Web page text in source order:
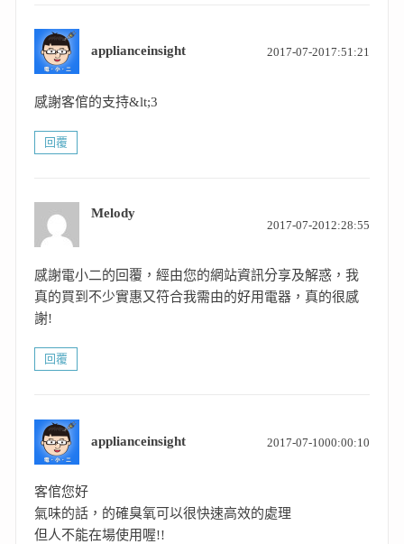
applianceinsight 2017-07-2017:51:21
感謝客倌的支持&lt;3
回覆
Melody
2017-07-2012:28:55
感謝電小二的回覆，經由您的網站資訊分享及解惑，我
真的買到不少實惠又符合我需由的好用電器，真的很感
謝!
回覆
applianceinsight 2017-07-1000:00:10
客倌您好
氣味的話，的確臭氧可以很快速高效的處理
但人不能在場使用喔!!